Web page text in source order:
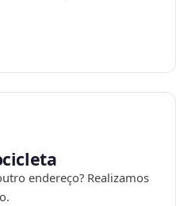
endereço? Realizamos